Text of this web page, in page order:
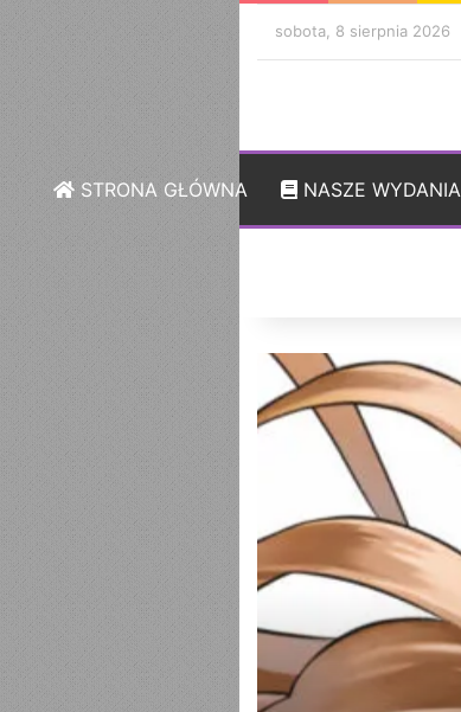
sobota, 8 sierpnia 2026
STRONA GŁÓWNA NASZE WYDANIA